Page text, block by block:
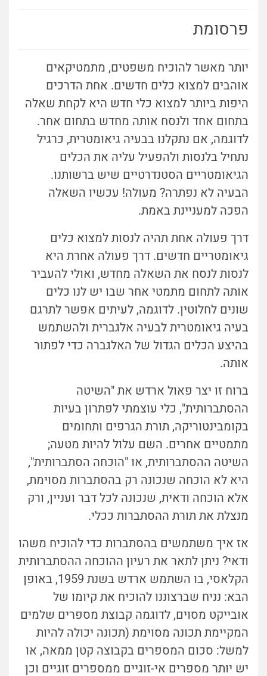
פרסומת
יותר מאשר להוכיח משפטים, מתמטיקאים
אוהבים למצוא כלים חדשים. אחת הדרכים
היפות ביותר למצוא כלי חדש היא לקחת שאלה
בתחום אחד ולנסח אותה מחדש בתחום אחר.
לדוגמה, אם נתקלנו בבעיה גיאומטרית, כרגיל
נתחיל בלנסות ולהפעיל עליה את הכלים
הגיאומטריים הסטנדרטיים שיש ברשותנו.
הבעיה לא נפתרה? מעולה! עכשיו השאלה
הפכה למעניינת באמת.
דרך פעולה אחת תהיה לנסות למצוא כלים
גיאומטריים חדשים. דרך פעולה אחרת היא
לנסות לנסח את השאלה מחדש, ואולי להעביר
אותה לתחום מתמטי אחר שבו יש לנו כלים
שונים לחלוטין. לדוגמה, לעיתים אפשר לתרגם
בעיה גיאומטרית לבעיה אלגברית ולהשתמש
בהיצע הכלים הגדול של האלגברה כדי לפתור
אותה.
ברוח זו יצר פאול ארדש את "השיטה
ההסתברותית", כלי עוצמתי לפתרון בעיות
בקומבינטוריקה, תורת הגרפים ותחומים
מתמטיים אחרים. השם עלול להיות מטעה;
השיטה ההסתברותית, או "הוכחה הסתברותית",
היא לא הוכחה שנכונה רק בהסתברות מסוימת,
אלא הוכחה ודאית, שנכונה לכל דבר ועניין, ורק
מנצלת את תורת ההסתברות ככלי.
אז איך משתמשים בהסתברות כדי להוכיח משהו
ודאי? ניתן לתאר את רעיון ההוכחה ההסתברותית
הקלאסי, בו השתמש ארדש בשנת 1959, באופן
הבא: נניח שברצוננו להוכיח את קיומו של
אובייקט מסוים, לדוגמה קבוצת מספרים שלמים
המקיימת תכונה מסוימת (תכונה יכולה להיות
למשל: סכום המספרים בקבוצה קטן ממאה, או
יש יותר מספרים אי-זוגיים ממספרים זוגיים וכן